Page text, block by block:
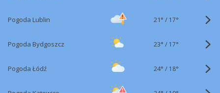
Pogoda Lublin 21° / 17°
Pogoda Bydgoszcz 23° / 17°
Pogoda Łódź 24° / 18°